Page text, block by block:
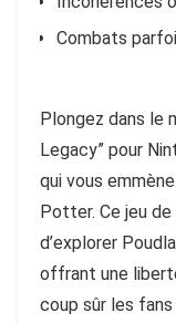
Combats
Plongez dans le
Legacy” pour
qui vous
Potter. Ce jeu
d’explorer
offrant une
coup sûr les